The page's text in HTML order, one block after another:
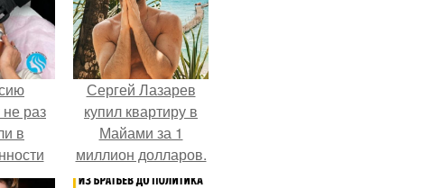
раз
в
бьюти -
Сергей Лазарев
купил квартиру в
Майами за 1
миллион долларов.